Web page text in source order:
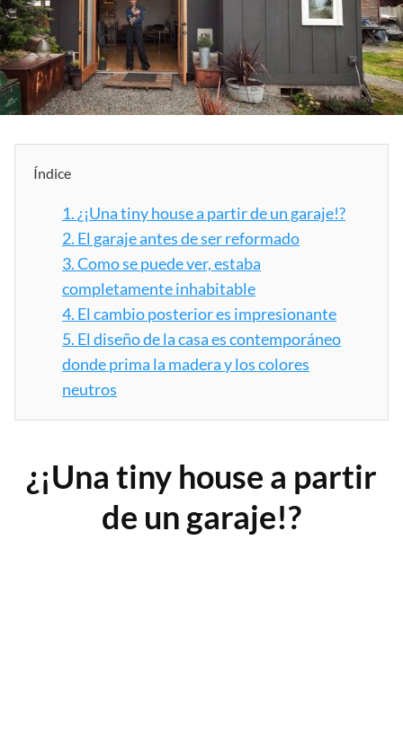
Índice
1. ¿¡Una tiny house a partir de un garaje!?
2. El garaje antes de ser reformado
3.Como se puede ver, estaba
completamente inhabitable
4. El cambio posterior es impresionante
5. El diseño de la casa es contemporáneo
donde prima la madera y los colores
neutros
¿¡Una tiny house a partir
de un garaje!?